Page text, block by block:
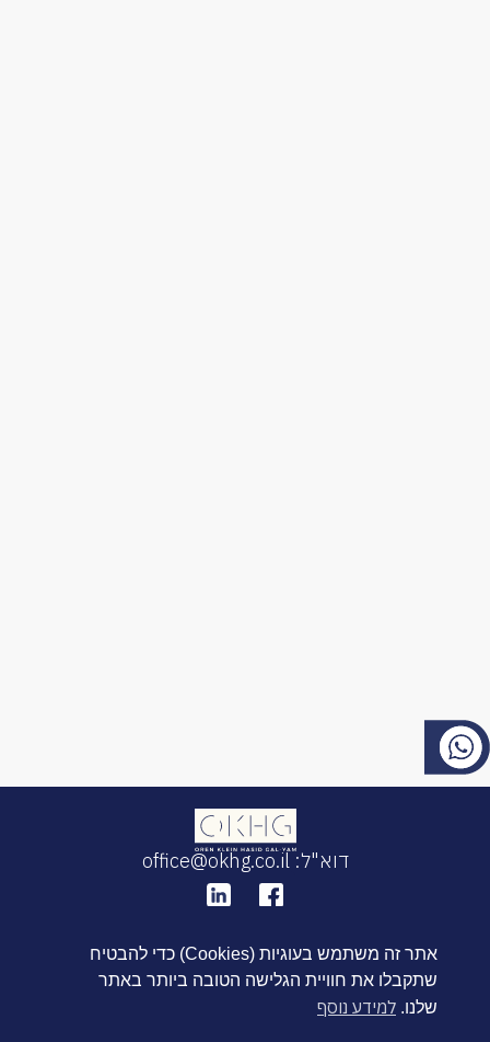
דוא"ל: office@okhg.co.il
אתר זה משתמש בעוגיות (Cookies) כדי להבטיח
שתקבלו את חוויית הגלישה הטובה ביותר באתר
שלנו. למידע נוסף